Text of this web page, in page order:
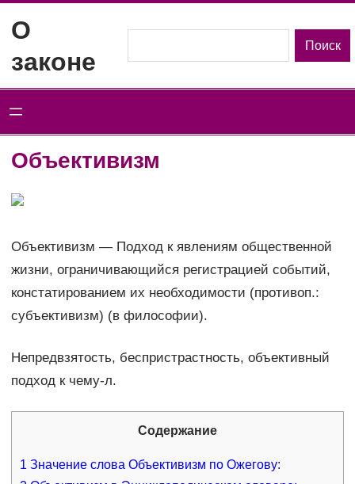
содержимому
О
законе
Поиск
Объективизм
Объективизм — Подход к явлениям общественной
жизни, ограничивающийся регистрацией событий,
констатированием их необходимости (противоп.:
субъективизм) (в философии).
Непредвзятость, беспристрастность, объективный
подход к чему-л.
Содержание
1 Значение слова Объективизм по Ожегову: